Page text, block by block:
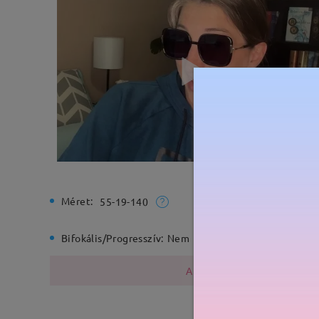
Méret: 55-19-140
Bifokális/Progresszív: Nem
A fémszerkezet nikkelt